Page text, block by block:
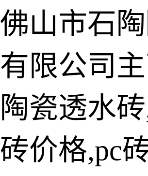
佛山市石
有限公司主
陶瓷透水
砖价格,pc
陶瓷透水砖
生态仿石砖
仿石透水砖
承重仿石砖
细面透水砖